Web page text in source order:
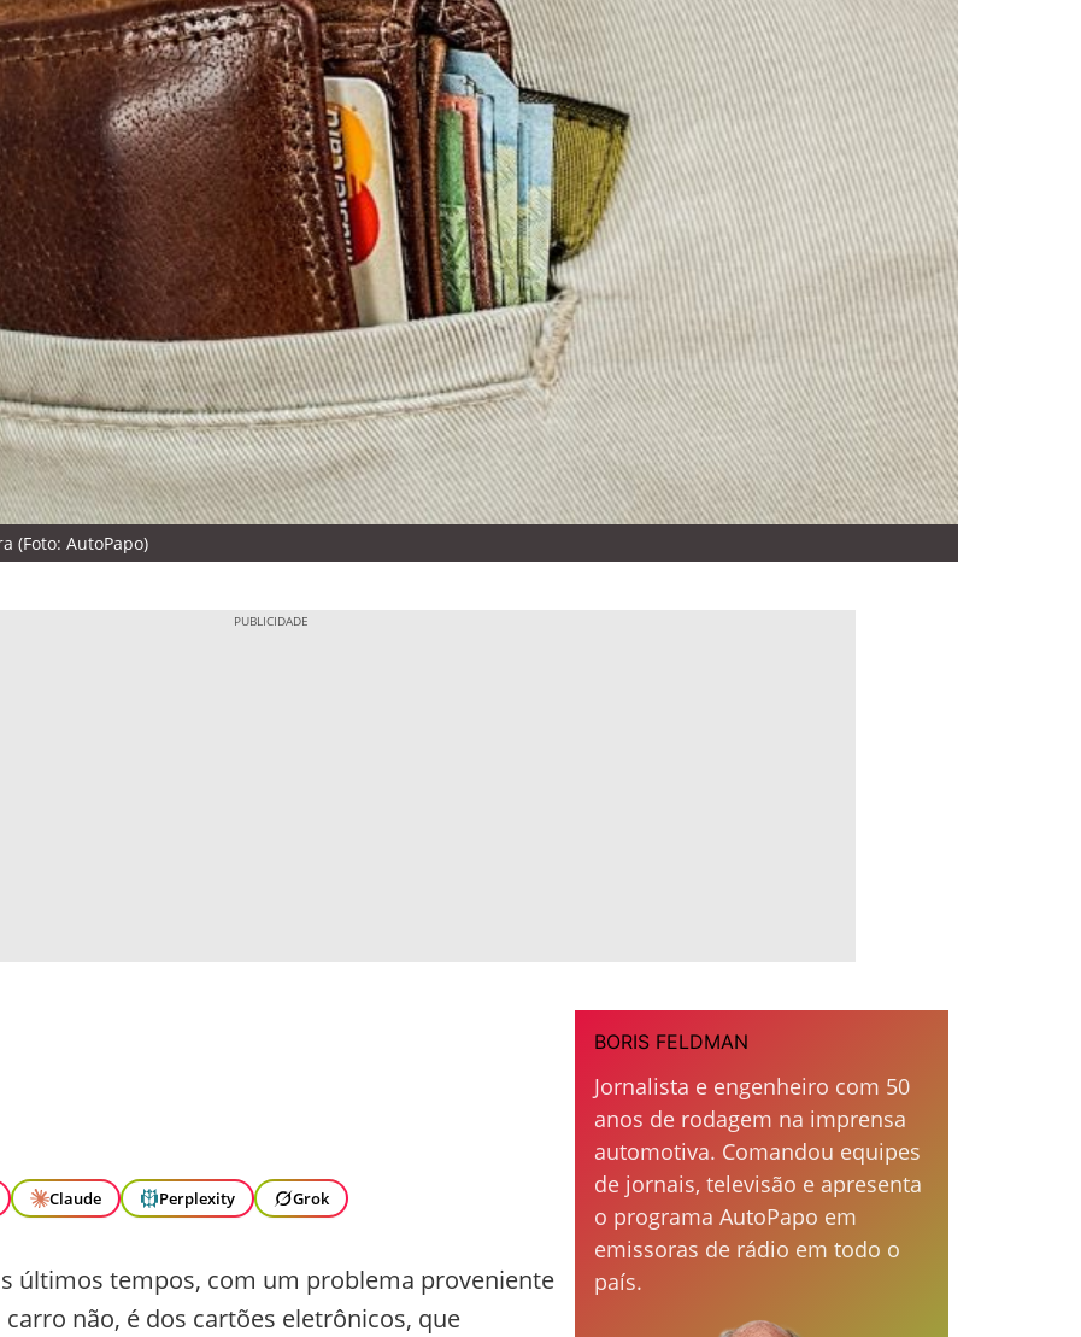
(Foto: AutoPapo)
Claude Perplexity Grok
últimos tempos, com um problema proveniente
não, é dos cartões eletrônicos, que
BORIS FELDMAN
Jornalista e engenheiro com 50
anos de rodagem na imprensa
automotiva. Comandou equipes
de jornais, televisão e apresenta
o programa AutoPapo em
emissoras de rádio em todo o
país.